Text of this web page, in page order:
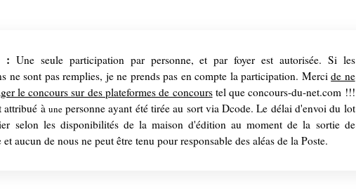
: Une seule participation par personne, et par foyer est autorisée. Si les
ne sont pas remplies, je ne prends pas en compte la participation. Mercide ne
le concours sur des plateformes de concourstel que concours-du-net.com !!!
attribué à unepersonne ayant été tirée au sort via Dcode. Le délai d'envoi du lot
selon les disponibilités de la maison d'édition au moment de la sortie de
aucun de nous ne peut être tenu pour responsable des aléas de la Poste.